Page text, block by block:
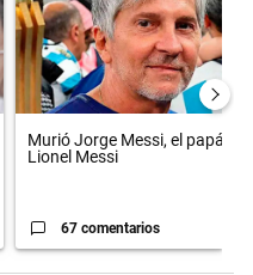
Murió Jorge Messi, el papá de
Lionel Messi
67 comentarios